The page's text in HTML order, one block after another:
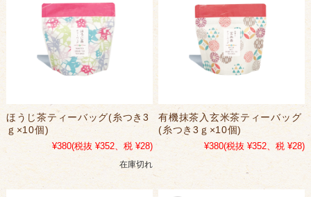
ほうじ茶ティーバッグ(糸つき3
ｇ×10個)
¥380(税抜 ¥352、税 ¥28)
在庫切れ
有機抹茶入玄米茶ティーバッグ
(糸つき3ｇ×10個)
¥380(税抜 ¥352、税 ¥28)